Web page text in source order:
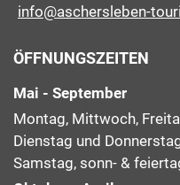
info@aschersleben-
ÖFFNUNGSZEITEN
Mai - September
Montag, Mittwoch,
Dienstag und
Samstag, sonn- &